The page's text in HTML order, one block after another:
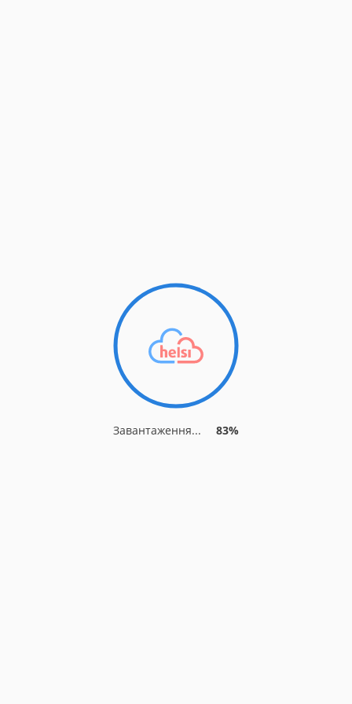
Завантаження... 83%